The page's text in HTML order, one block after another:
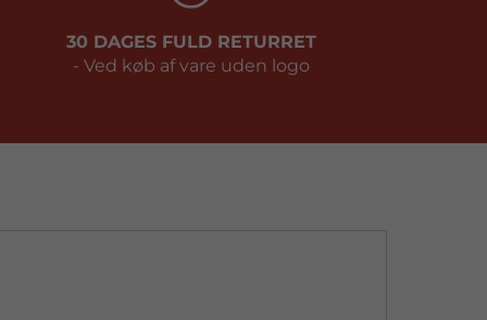
30 DAGES FULD RETURRET
- Ved køb af vare uden logo